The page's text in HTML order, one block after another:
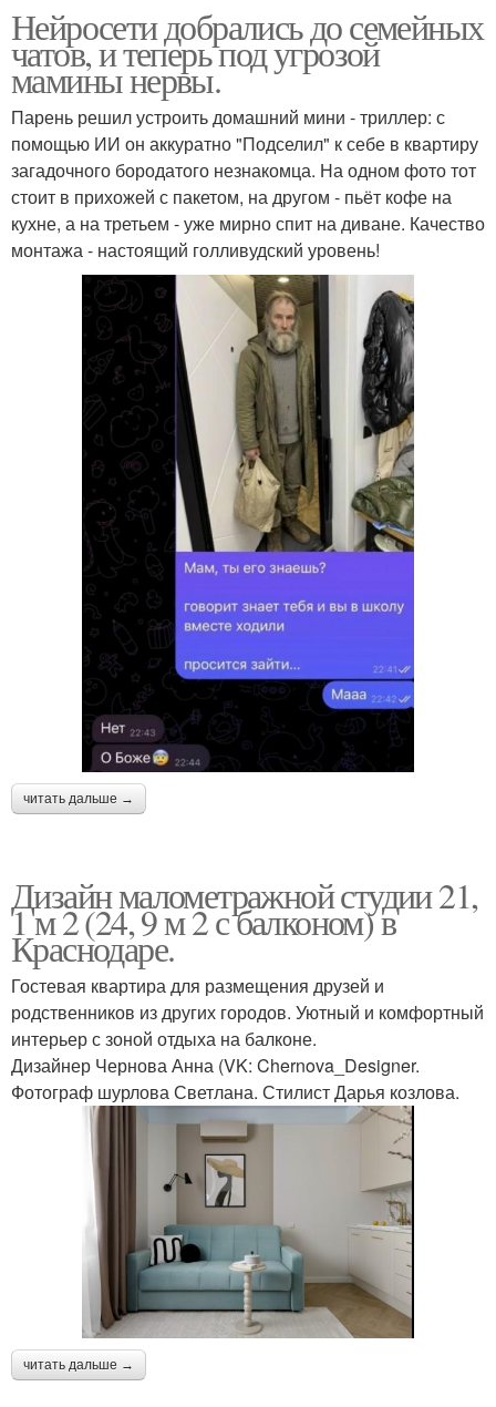
Нейросети добрались до семейных
чатов, и теперь под угрозой
мамины нервы.
Парень решил устроить домашний мини - триллер: с
помощью ИИ он аккуратно "Подселил" к себе в квартиру
загадочного бородатого незнакомца. На одном фото тот
стоит в прихожей с пакетом, на другом - пьёт кофе на
кухне, а на третьем - уже мирно спит на диване. Качество
монтажа - настоящий голливудский уровень!
читать дальше →
Дизайн малометражной студии 21,
1 м 2 (24, 9 м 2 с балконом) в
Краснодаре.
Гостевая квартира для размещения друзей и
родственников из других городов. Уютный и комфортный
интерьер с зоной отдыха на балконе.
Дизайнер Чернова Анна (VK: Chernova_Designer.
Фотограф шурлова Светлана. Стилист Дарья козлова.
читать дальше →